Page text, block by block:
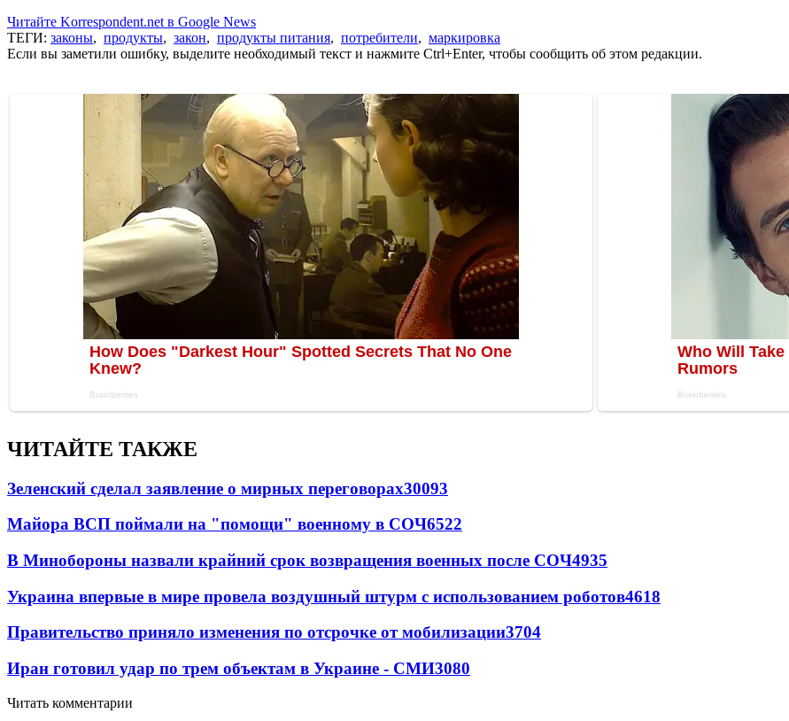
Читайте Korrespondent.net в Google News
ТЕГИ: законы, продукты, закон, продукты питания, потребители, маркировка
Если вы заметили ошибку, выделите необходимый текст и нажмите Ctrl+Enter, чтобы сообщить об этом редакции.
ЧИТАЙТЕ ТАКЖЕ
Зеленский сделал заявление о мирных переговорах30093
Майора ВСП поймали на "помощи" военному в СОЧ6522
В Минобороны назвали крайний срок возвращения военных после СОЧ4935
Украина впервые в мире провела воздушный штурм с использованием роботов4618
Правительство приняло изменения по отсрочке от мобилизации3704
Иран готовил удар по трем объектам в Украине - СМИ3080
Читать комментарии